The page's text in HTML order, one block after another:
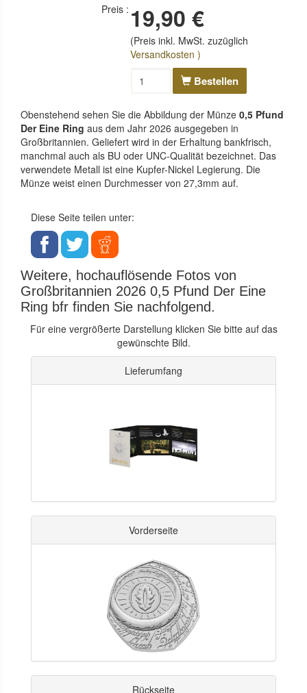
Preis : 19,90 €
(Preis inkl. MwSt. zuzüglich
Versandkosten )
Bestellen
Obenstehend sehen Sie die Abbildung der Münze 0,5 Pfund
Der Eine Ring aus dem Jahr 2026 ausgegeben in
Großbritannien. Geliefert wird in der Erhaltung bankfrisch,
manchmal auch als BU oder UNC-Qualität bezeichnet. Das
verwendete Metall ist eine Kupfer-Nickel Legierung. Die
Münze weist einen Durchmesser von 27,3mm auf.
Diese Seite teilen unter:
Weitere, hochauflösende Fotos von
Großbritannien 2026 0,5 Pfund Der Eine
Ring bfr finden Sie nachfolgend.
Für eine vergrößerte Darstellung klicken Sie bitte auf das
gewünschte Bild.
Lieferumfang
Vorderseite
Rückseite